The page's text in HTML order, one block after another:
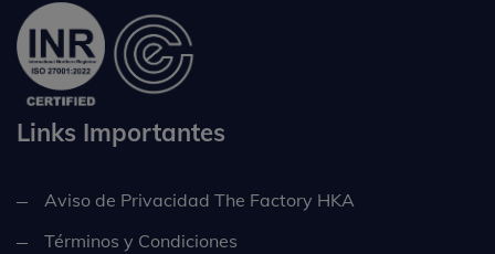
Links Importantes
Aviso de Privacidad The Factory HKA
Términos y Condiciones